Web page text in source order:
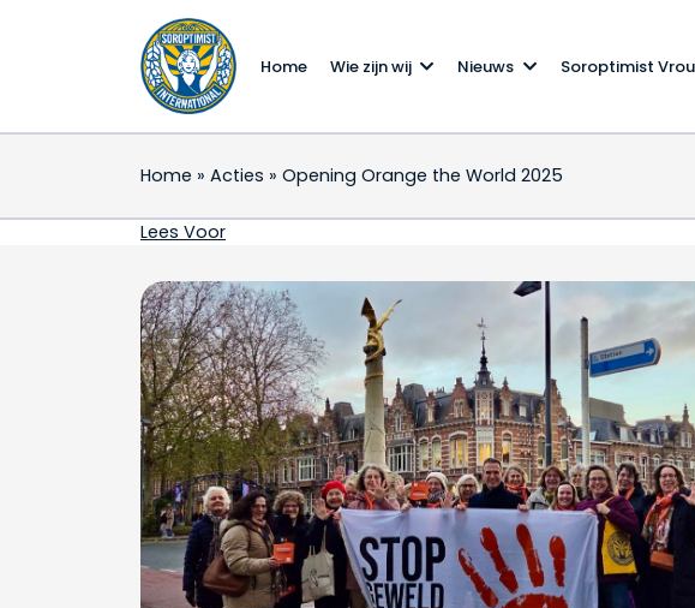
Home Wie zijn wij Nieuws Soroptimist
Home » Acties » Opening Orange the World 2025
Opening Orange the World
Lees Voor